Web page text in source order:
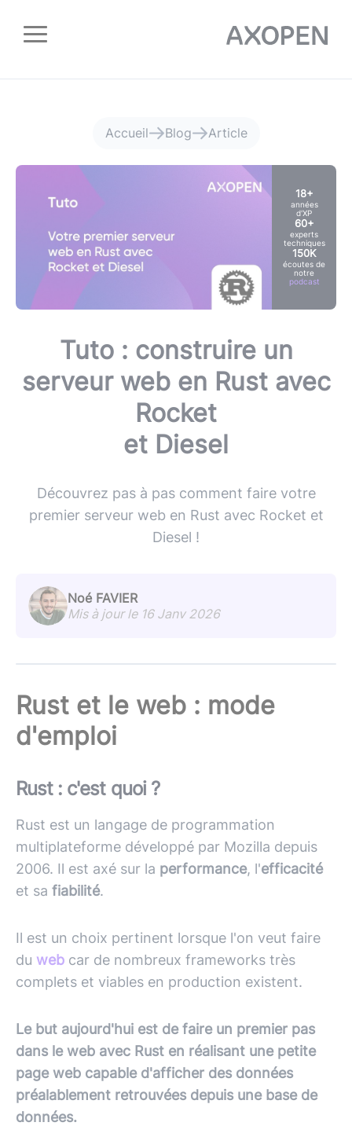
Accueil Blog Article
18+
années
d'XP
60+
experts
techniques
150K
écoutes de
notre
podcast
Tuto : construire un
serveur web en Rust avec
Rocket
et Diesel
Découvrez pas à pas comment faire votre
premier serveur web en Rust avec Rocket et
Diesel !
Noé FAVIER
Mis à jour le 16 Janv 2026
Rust et le web : mode
d'emploi
Rust : c'est quoi ?
Rust est un langage de programmation
multiplateforme développé par Mozilla depuis
2006. Il est axé sur la performance, l'efficacité
et sa fiabilité.
Il est un choix pertinent lorsque l'on veut faire
du web car de nombreux frameworks très
complets et viables en production existent.
Le but aujourd'hui est de faire un premier pas
dans le web avec Rust en réalisant une petite
page web capable d'afficher des données
préalablement retrouvées depuis une base de
données.